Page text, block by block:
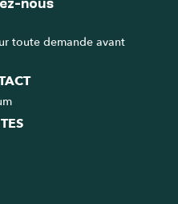
toute demande avant